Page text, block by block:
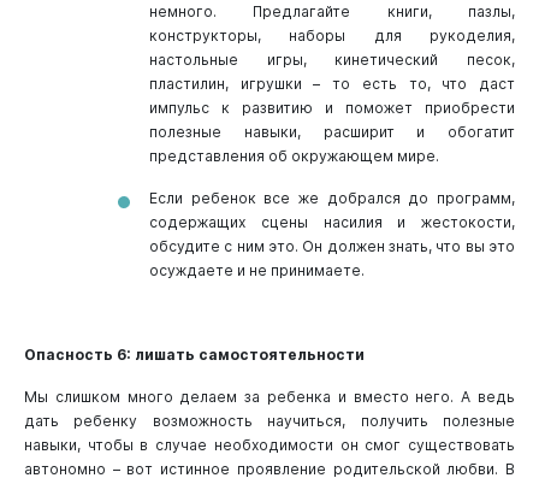
немного. Предлагайте книги, пазлы,
конструкторы, наборы для рукоделия,
настольные игры, кинетический песок,
пластилин, игрушки – то есть то, что даст
импульс к развитию и поможет приобрести
полезные навыки, расширит и обогатит
представления об окружающем мире.
Если ребенок все же добрался до программ,
содержащих сцены насилия и жестокости,
обсудите с ним это. Он должен знать, что вы это
осуждаете и не принимаете.
Опасность 6: лишать самостоятельности
Мы слишком много делаем за ребенка и вместо него. А ведь
дать ребенку возможность научиться, получить полезные
навыки, чтобы в случае необходимости он смог существовать
автономно – вот истинное проявление родительской любви. В